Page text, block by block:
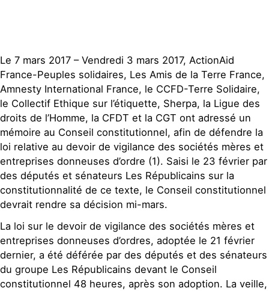
Le 7 mars 2017 – Vendredi 3 mars 2017, ActionAid
France-Peuples solidaires, Les Amis de la Terre France,
Amnesty International France, le CCFD-Terre Solidaire,
le Collectif Ethique sur l’étiquette, Sherpa, la Ligue des
droits de l’Homme, la CFDT et la CGT ont adressé un
mémoire au Conseil constitutionnel, afin de défendre la
loi relative au devoir de vigilance des sociétés mères et
entreprises donneuses d’ordre (1). Saisi le 23 février par
des députés et sénateurs Les Républicains sur la
constitutionnalité de ce texte, le Conseil constitutionnel
devrait rendre sa décision mi-mars.
La loi sur le devoir de vigilance des sociétés mères et
entreprises donneuses d’ordres, adoptée le 21 février
dernier, a été déférée par des députés et des sénateurs
du groupe Les Républicains devant le Conseil
constitutionnel 48 heures, après son adoption. La veille,